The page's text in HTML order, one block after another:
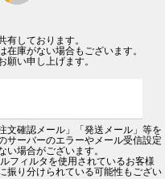
しております。
庫がない場合もございます。
い申し上げます。
文確認メール」「発送メール」等を
サーバーのエラーやメール受信設定
場合がございます。
フィルタを使用されているお客様
振り分けられている可能性もござい